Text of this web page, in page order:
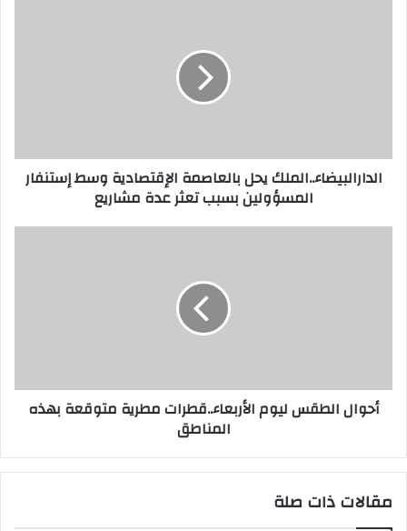
الدارالبيضاء..الملك يحل بالعاصمة الإقتصادية وسط إستنفار
المسؤولين بسبب تعثر عدة مشاريع
أحوال الطقس ليوم الأربعاء..قطرات مطرية متوقعة بهذه
المناطق
مقالات ذات صلة